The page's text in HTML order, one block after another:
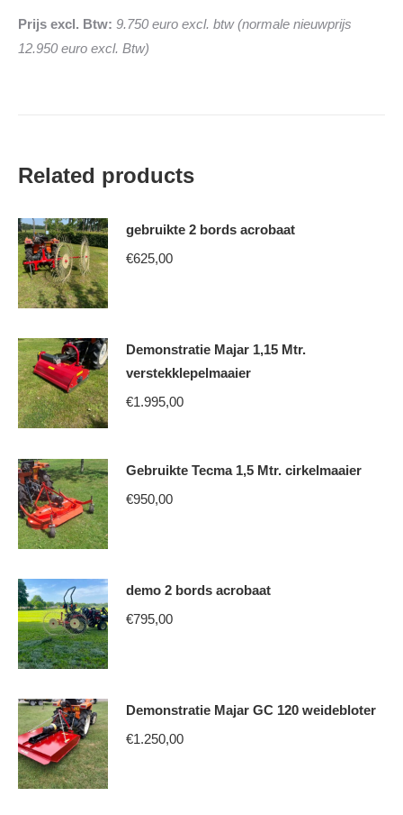
Prijs excl. Btw: 9.750 euro excl. btw (normale nieuwprijs
12.950 euro excl. Btw)
Related products
gebruikte 2 bords acrobaat
€625,00
Demonstratie Majar 1,15 Mtr.
verstekklepelmaaier
€1.995,00
Gebruikte Tecma 1,5 Mtr. cirkelmaaier
€950,00
demo 2 bords acrobaat
€795,00
Demonstratie Majar GC 120 weidebloter
€1.250,00